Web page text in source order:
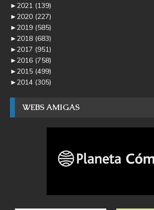
►2021 (139)
►2020 (227)
►2019 (585)
►2018 (683)
►2017 (951)
►2016 (758)
►2015 (499)
►2014 (305)
WEBS AMIGAS